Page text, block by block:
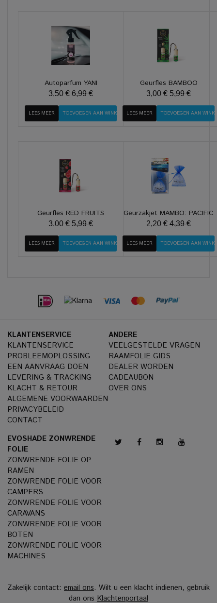
Autoparfum YANI
3,50 € 6,99 €
LEES MEER
Geurfles BAMBOO
3,00 € 5,99 €
LEES MEER
Geurfles RED FRUITS
3,00 € 5,99 €
LEES MEER
Geurzakjet MAMBO: PACIFIC
2,20 € 4,39 €
LEES MEER
KLANTENSERVICE
KLANTENSERVICE
PROBLEEMOPLOSSING
EEN AANVRAAG DOEN
LEVERING & TRACKING
KLACHT & RETOUR
ALGEMENE VOORWAARDEN
PRIVACYBELEID
CONTACT
ANDERE
VEELGESTELDE VRAGEN
RAAMFOLIE GIDS
DEALER WORDEN
CADEAUBON
OVER ONS
EVOSHADE ZONWRENDE
FOLIE
ZONWRENDE FOLIE OP
RAMEN
ZONWRENDE FOLIE VOOR
CAMPERS
ZONWRENDE FOLIE VOOR
CARAVANS
ZONWRENDE FOLIE VOOR
BOTEN
ZONWRENDE FOLIE VOOR
MACHINES
Zakelijk contact: email ons. Wilt u een klacht indienen, gebruik
dan ons Klachtenportaal